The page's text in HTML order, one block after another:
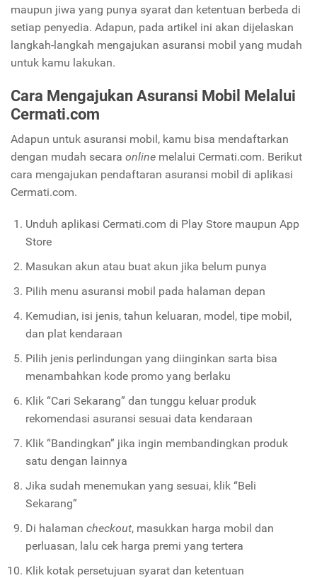
maupun jiwa yang punya syarat dan ketentuan berbeda di
setiap penyedia. Adapun, pada artikel ini akan dijelaskan
langkah-langkah mengajukan asuransi mobil yang mudah
untuk kamu lakukan.
Cara Mengajukan Asuransi Mobil Melalui
Cermati.com
Adapun untuk asuransi mobil, kamu bisa mendaftarkan
dengan mudah secara online melalui Cermati.com. Berikut
cara mengajukan pendaftaran asuransi mobil di aplikasi
Cermati.com.
Unduh aplikasi Cermati.com di Play Store maupun App
Store
Masukan akun atau buat akun jika belum punya
Pilih menu asuransi mobil pada halaman depan
Kemudian, isi jenis, tahun keluaran, model, tipe mobil,
dan plat kendaraan
Pilih jenis perlindungan yang diinginkan sarta bisa
menambahkan kode promo yang berlaku
Klik “Cari Sekarang” dan tunggu keluar produk
rekomendasi asuransi sesuai data kendaraan
Klik “Bandingkan” jika ingin membandingkan produk
satu dengan lainnya
Jika sudah menemukan yang sesuai, klik “Beli
Sekarang”
Di halaman checkout, masukkan harga mobil dan
perluasan, lalu cek harga premi yang tertera
Klik kotak persetujuan syarat dan ketentuan